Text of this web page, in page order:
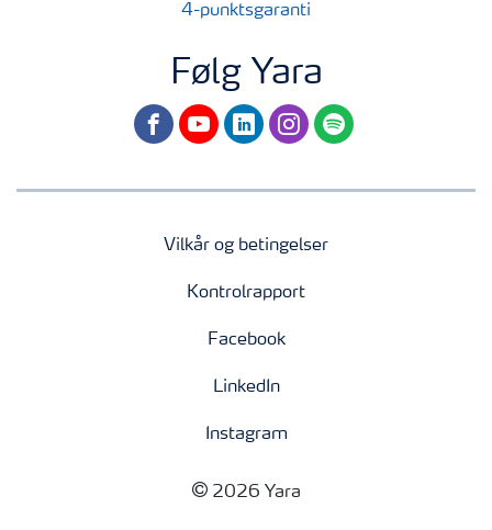
4-punktsgaranti
Følg Yara
facebookyoutubelinkedininstagram
spotify
Vilkår og betingelser
Kontrolrapport
Facebook
LinkedIn
Instagram
2026 Yara